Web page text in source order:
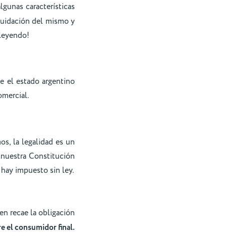
características
del mismo y
el estado argentino
la legalidad es un
Constitución
impuesto sin ley.
recae la obligación
el consumidor final.